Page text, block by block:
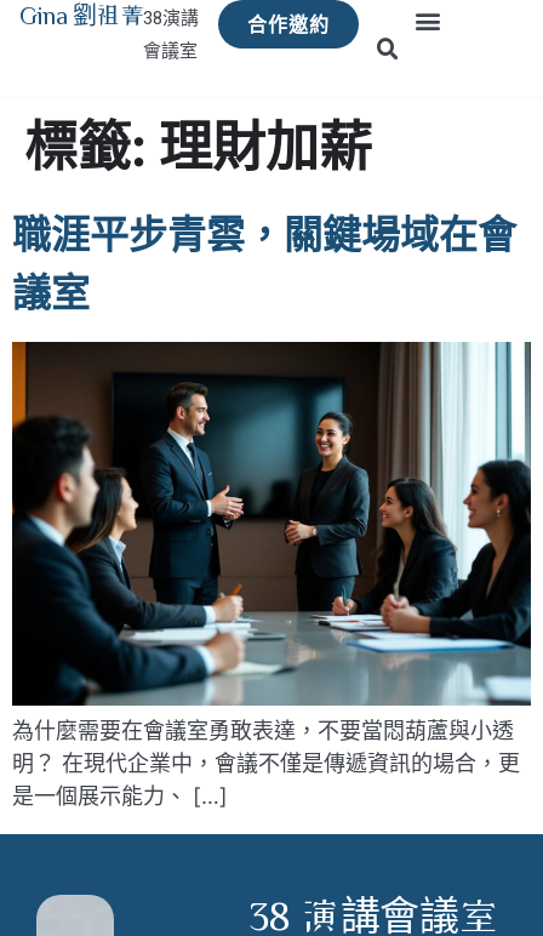
Gina 劉祖菁38演講
會議室
合作邀約
標籤: 理財加薪
職涯平步青雲，關鍵場域在會
議室
為什麼需要在會議室勇敢表達，不要當悶葫蘆與小透
明？ 在現代企業中，會議不僅是傳遞資訊的場合，更
是一個展示能力、 […]
38 演講會議室